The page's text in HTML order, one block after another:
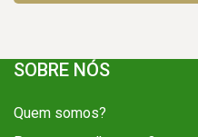
SOBRE NÓS
Quem somos?